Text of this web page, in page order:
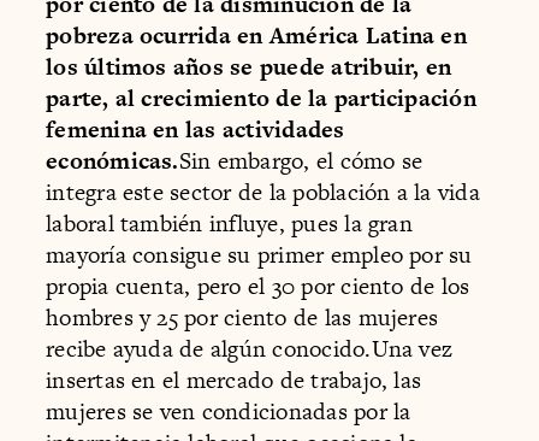
pobreza ocurrida en América Latina en
los últimos años se puede atribuir, en
parte, al crecimiento de la participación
femenina en las actividades
económicas.Sin embargo, el cómo se
integra este sector de la población a la vida
laboral también influye, pues la gran
mayoría consigue su primer empleo por su
propia cuenta, pero el 30 por ciento de los
hombres y 25 por ciento de las mujeres
recibe ayuda de algún conocido.Una vez
insertas en el mercado de trabajo, las
mujeres se ven condicionadas por la